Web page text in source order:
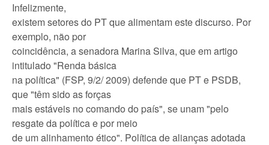
Infelizmente,
existem setores do PT que alimentam este discurso. Por
exemplo, não por
coincidência, a senadora Marina Silva, que em artigo
intitulado "Renda básica
na política" (FSP, 9/2/ 2009) defende que PT e PSDB,
que "têm sido as forças
mais estáveis no comando do país", se unam "pelo
resgate da política e por meio
de um alinhamento ético". Política de alianças adotada